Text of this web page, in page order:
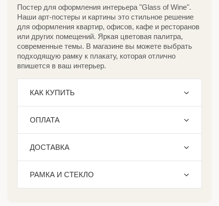
Постер для оформления интерьера "Glass of Wine".
Наши арт-постеры и картины это стильное решение
для оформления квартир, офисов, кафе и ресторанов
или других помещений. Яркая цветовая палитра,
современные темы. В магазине вы можете выбрать
подходящую рамку к плакату, которая отлично
впишется в ваш интерьер.
КАК КУПИТЬ
ОПЛАТА
ДОСТАВКА
РАМКА И СТЕКЛО